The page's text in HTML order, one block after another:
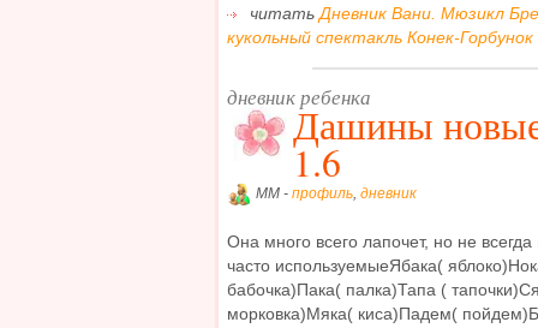
читатьДневник Вани. Мюзикл
кукольный спектакль Конек-Горбунок
дневник ребенка
Дашины
1.6
MM - профиль, дневник
Она много всего лапочет, но не
часто используемыеЯбака(
бабочка)Пака( палка)Тапа (
морковка)Мяка( киса)Падем(